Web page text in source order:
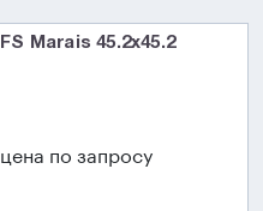
FS Marais 45.2х45.2
цена по запросу